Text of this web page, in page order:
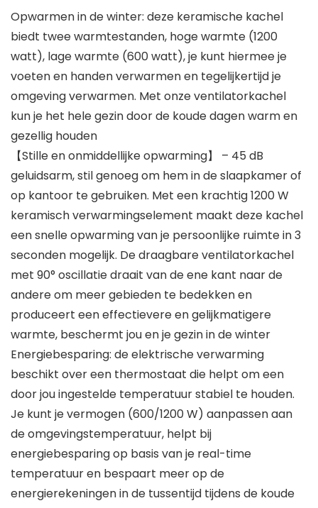
Opwarmen in de winter: deze keramische kachel
biedt twee warmtestanden, hoge warmte (1200
watt), lage warmte (600 watt), je kunt hiermee je
voeten en handen verwarmen en tegelijkertijd je
omgeving verwarmen. Met onze ventilatorkachel
kun je het hele gezin door de koude dagen warm en
gezellig houden
【Stille en onmiddellijke opwarming】 – 45 dB
geluidsarm, stil genoeg om hem in de slaapkamer of
op kantoor te gebruiken. Met een krachtig 1200 W
keramisch verwarmingselement maakt deze kachel
een snelle opwarming van je persoonlijke ruimte in 3
seconden mogelijk. De draagbare ventilatorkachel
met 90° oscillatie draait van de ene kant naar de
andere om meer gebieden te bedekken en
produceert een effectievere en gelijkmatigere
warmte, beschermt jou en je gezin in de winter
Energiebesparing: de elektrische verwarming
beschikt over een thermostaat die helpt om een
door jou ingestelde temperatuur stabiel te houden.
Je kunt je vermogen (600/1200 W) aanpassen aan
de omgevingstemperatuur, helpt bij
energiebesparing op basis van je real-time
temperatuur en bespaart meer op de
energierekeningen in de tussentijd tijdens de koude